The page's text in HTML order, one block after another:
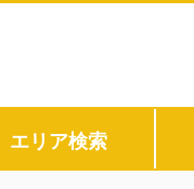
エリア検索